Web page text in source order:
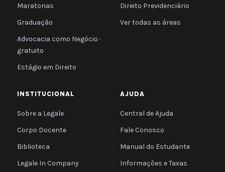
Maratonas
Graduação
Advocacia como Negócio ·
gratuito
Estágio em Direito
Direito Previdenciário
Ver todas as áreas
INSTITUCIONAL
Sobre a Legale
Corpo Docente
Biblioteca
Legale In Company
AJUDA
Central de Ajuda
Fale Conosco
Manual do Estudante
Informações e Taxas